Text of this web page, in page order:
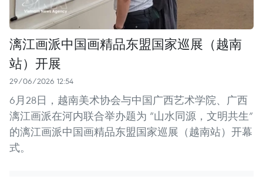
漓江画派中国画精品东盟国家巡展（越南
站）开展
29/06/2026 12:54
6月28日，越南美术协会与中国广西艺术学院、广西
漓江画派在河内联合举办题为 “山水同源，文明共生”
的漓江画派中国画精品东盟国家巡展（越南站）开幕
式。